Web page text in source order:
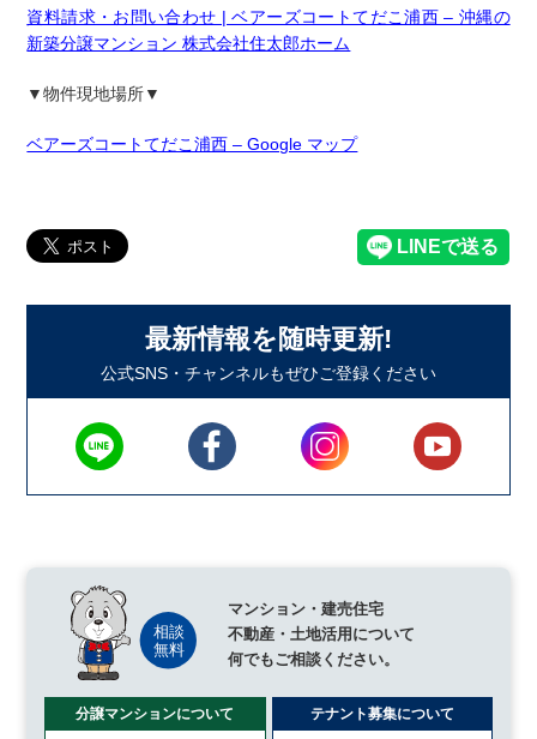
資料請求・お問い合わせ | ベアーズコートてだこ浦西 – 沖縄の
新築分譲マンション 株式会社住太郎ホーム
▼物件現地場所▼
ベアーズコートてだこ浦西 – Google マップ
最新情報を随時更新!
公式SNS・チャンネルもぜひご登録ください
マンション・建売住宅
不動産・土地活用について
何でもご相談ください。
分譲マンションについて テナント募集について